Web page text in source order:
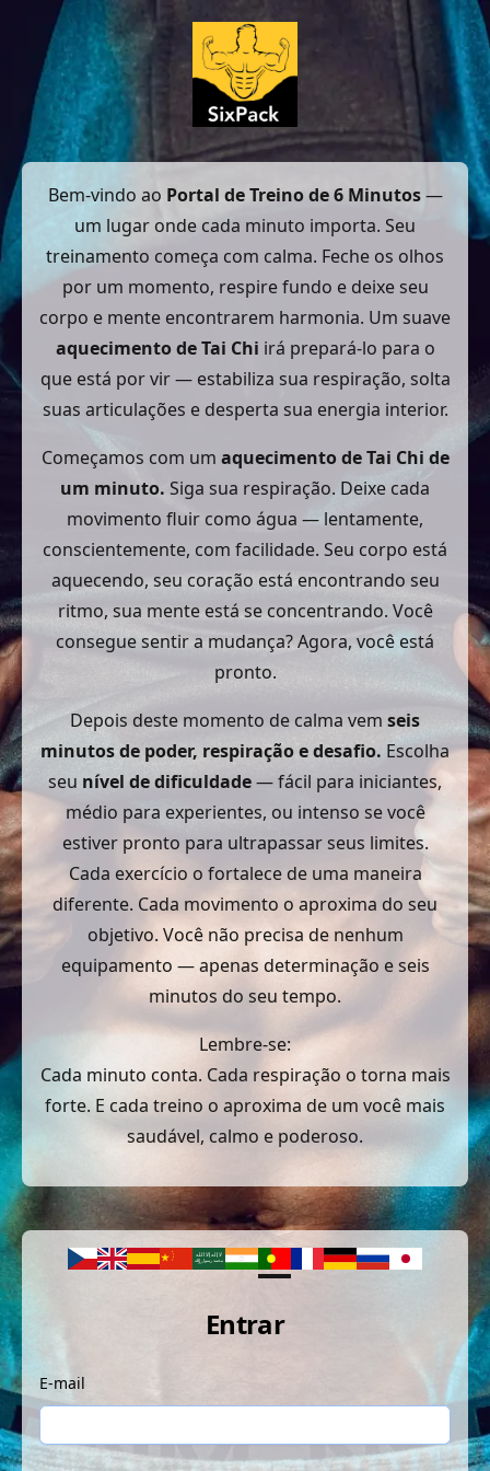
Bem-vindo ao Portal de Treino de 6 Minutos—
um lugar onde cada minuto importa. Seu
treinamento começa com calma. Feche os olhos
por um momento, respire fundo e deixe seu
corpo e mente encontrarem harmonia. Um suave
aquecimento de Tai Chi irá prepará-lo para o
que está por vir — estabiliza sua respiração, solta
suas articulações e desperta sua energia interior.
Começamos com um aquecimento de Tai Chi de
um minuto. Siga sua respiração. Deixe cada
movimento fluir como água — lentamente,
conscientemente, com facilidade. Seu corpo está
aquecendo, seu coração está encontrando seu
ritmo, sua mente está se concentrando. Você
consegue sentir a mudança? Agora, você está
pronto.
Depois deste momento de calma vem seis
minutos de poder, respiração e desafio. Escolha
seu nível de dificuldade— fácil para iniciantes,
médio para experientes, ou intenso se você
estiver pronto para ultrapassar seus limites.
Cada exercício o fortalece de uma maneira
diferente. Cada movimento o aproxima do seu
objetivo. Você não precisa de nenhum
equipamento — apenas determinação e seis
minutos do seu tempo.
Lembre-se:
Cada minuto conta. Cada respiração o torna mais
forte. E cada treino o aproxima de um você mais
saudável, calmo e poderoso.
Entrar
E-mail